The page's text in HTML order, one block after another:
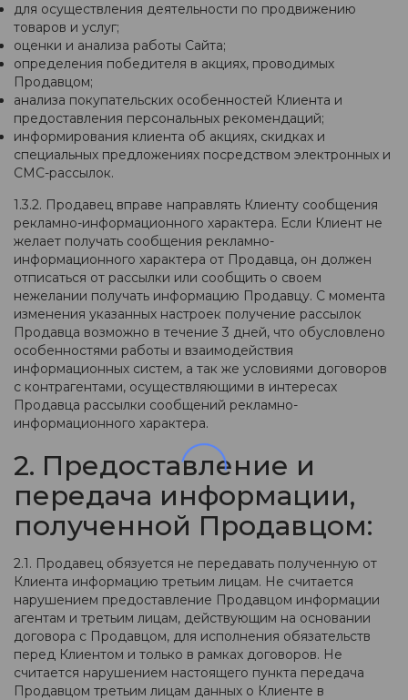
для осуществления деятельности по продвижению
товаров и услуг;
оценки и анализа работы Сайта;
определения победителя в акциях, проводимых
Продавцом;
анализа покупательских особенностей Клиента и
предоставления персональных рекомендаций;
информирования клиента об акциях, скидках и
специальных предложениях посредством электронных и
СМС-рассылок.
1.3.2. Продавец вправе направлять Клиенту сообщения
рекламно-информационного характера. Если Клиент не
желает получать сообщения рекламно-
информационного характера от Продавца, он должен
отписаться от рассылки или сообщить о своем
нежелании получать информацию Продавцу. С момента
изменения указанных настроек получение рассылок
Продавца возможно в течение 3 дней, что обусловлено
особенностями работы и взаимодействия
информационных систем, а так же условиями договоров
с контрагентами, осуществляющими в интересах
Продавца рассылки сообщений рекламно-
информационного характера.
2. Предоставление и
передача информации,
полученной Продавцом:
2.1. Продавец обязуется не передавать полученную от
Клиента информацию третьим лицам. Не считается
нарушением предоставление Продавцом информации
агентам и третьим лицам, действующим на основании
договора с Продавцом, для исполнения обязательств
перед Клиентом и только в рамках договоров. Не
считается нарушением настоящего пункта передача
Продавцом третьим лицам данных о Клиенте в